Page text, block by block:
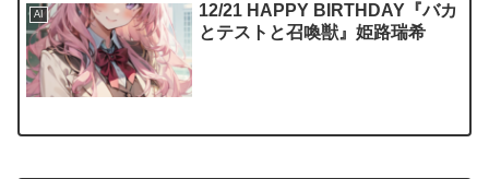
AI
12/21 HAPPY BIRTHDAY『バカ
とテストと召喚獣』姫路瑞希